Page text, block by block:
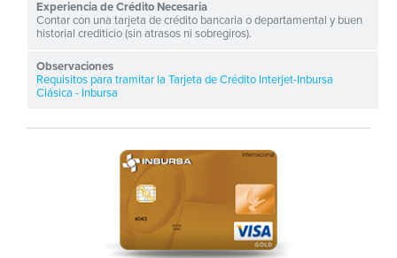
Contar con una tarjeta de crédito bancaria o departamental y buen
historial crediticio (sin atrasos ni sobregiros).
Requisitos para tramitar la Tarjeta de Crédito Interjet-Inbursa
Clásica - Inbursa